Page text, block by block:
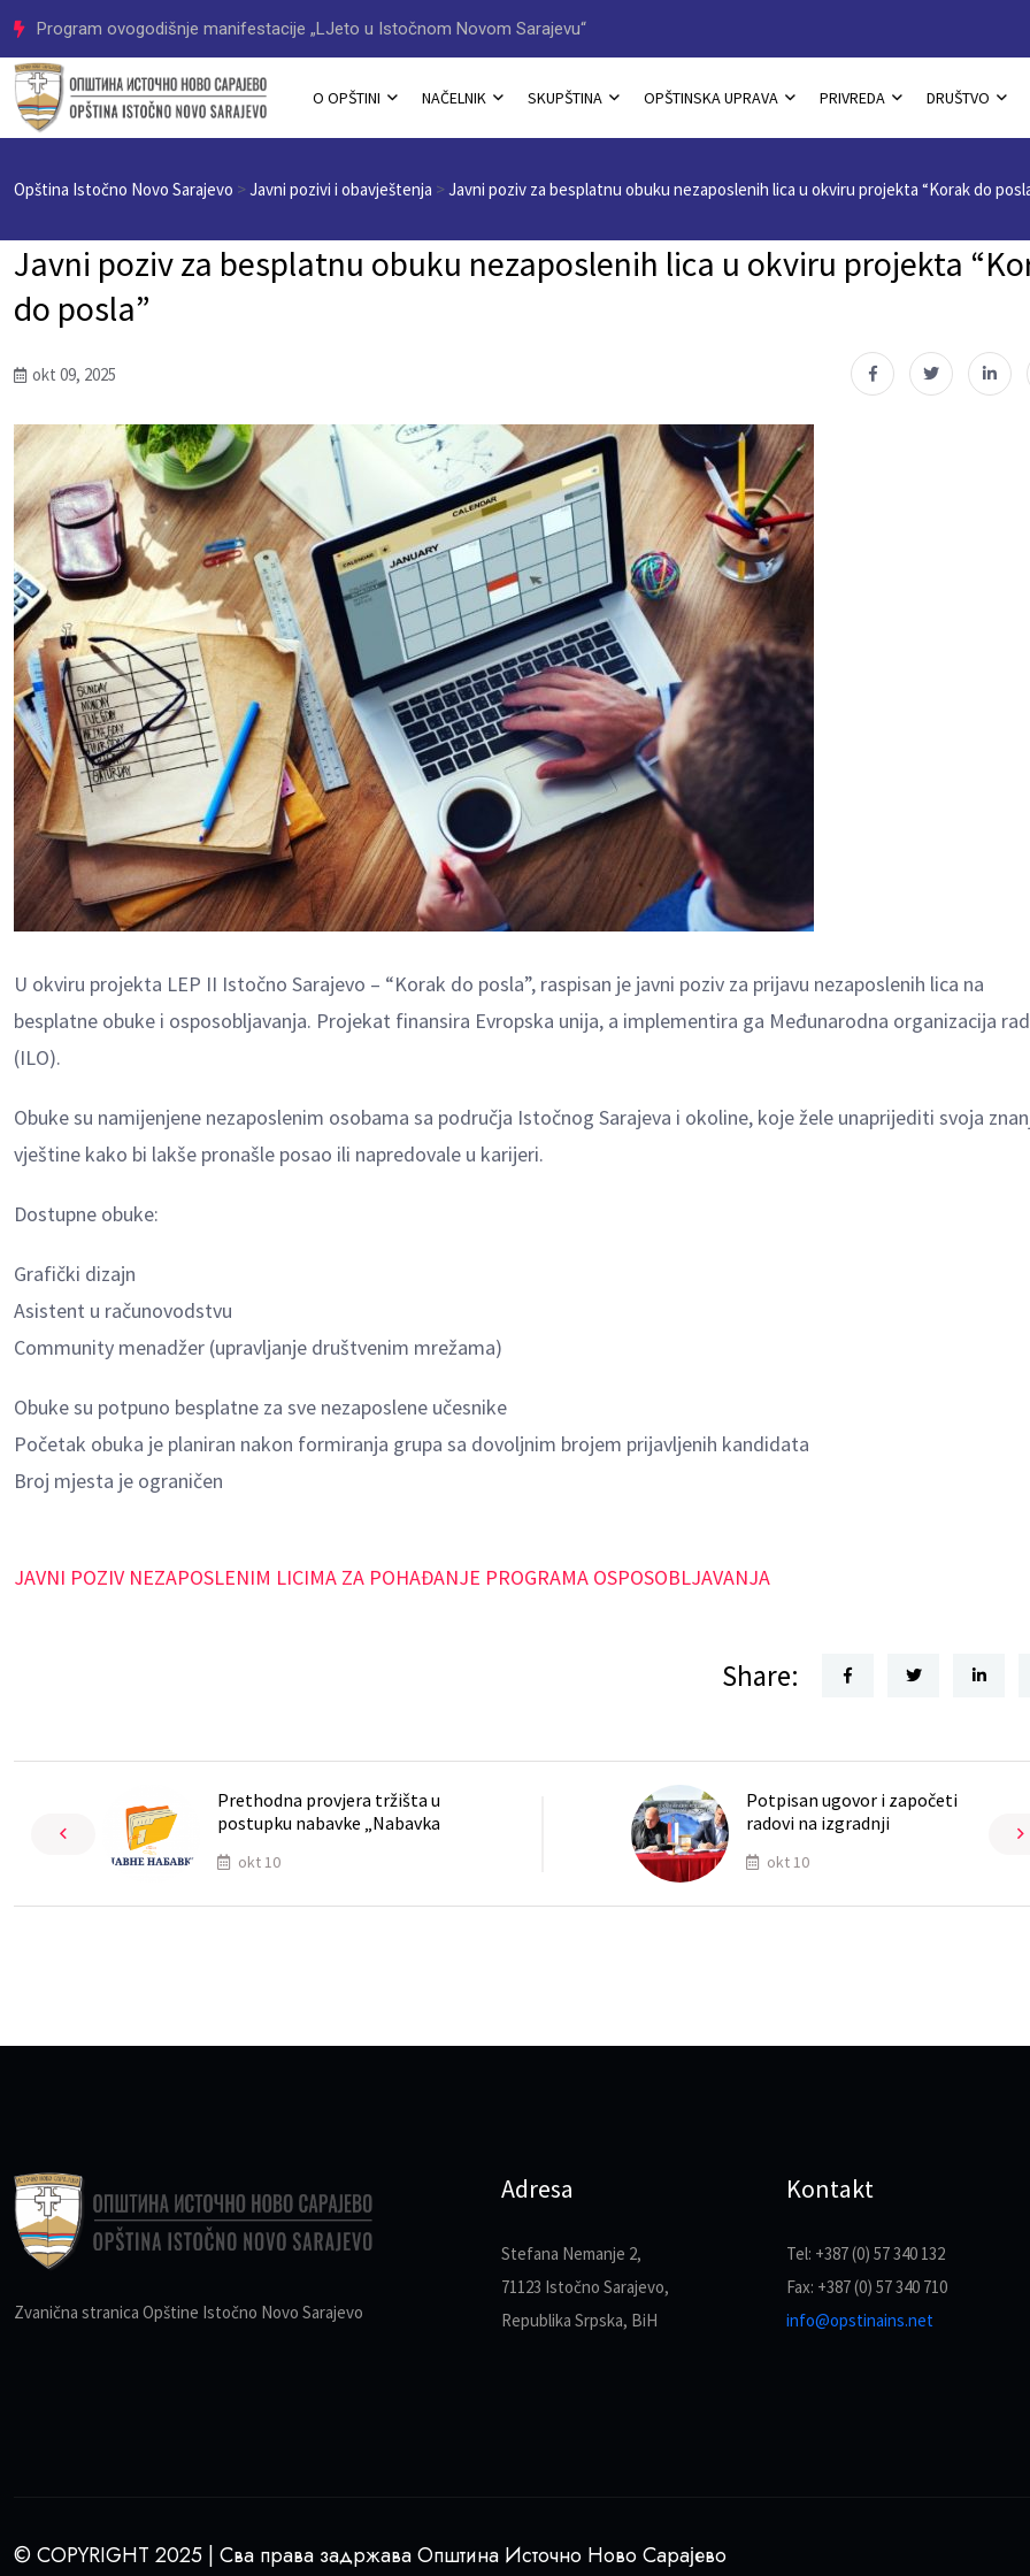
Program ovogodišnje manifestacije „LJeto u Istočnom Novom Sarajevu“
O OPŠTINI NAČELNIK SKUPŠTINA OPŠTINSKA UPRAVA PRIVREDA DRUŠTVO
Opština Istočno Novo Sarajevo >Javni pozivi i obavještenja >Javni poziv za besplatnu obuku nezaposlenih lica u okviru projekta “Korak do
Javni poziv za besplatnu obuku nezaposlenih lica u okviru projekta
do posla”
okt 09, 2025
U okviru projekta LEP II Istočno Sarajevo – “Korak do posla”, raspisan je javni poziv za prijavu nezaposlenih lica na
besplatne obuke i osposobljavanja. Projekat finansira Evropska unija, a implementira ga Međunarodna organizacija
(ILO).
Obuke su namijenjene nezaposlenim osobama sa područja Istočnog Sarajeva i okoline, koje žele unaprijediti svoja
vještine kako bi lakše pronašle posao ili napredovale u karijeri.
Dostupne obuke:
Grafički dizajn
Asistent u računovodstvu
Community menadžer (upravljanje društvenim mrežama)
Obuke su potpuno besplatne za sve nezaposlene učesnike
Početak obuka je planiran nakon formiranja grupa sa dovoljnim brojem prijavljenih kandidata
Broj mjesta je ograničen
JAVNI POZIV NEZAPOSLENIM LICIMA ZA POHAĐANJE PROGRAMA OSPOSOBLJAVANJA
Share:
Prethodna provjera tržišta u
postupku nabavke „Nabavka
okt 10
Potpisan ugovor i započeti
radovi na izgradnji
okt 10
Zvanična stranica Opštine Istočno Novo Sarajevo
Adresa
Stefana Nemanje 2,
71123 Istočno Sarajevo,
Republika Srpska, BiH
Kontakt
Tel: +387 (0) 57 340 132
Fax: +387 (0) 57 340 710
info@opstinains.net
© COPYRIGHT 2025 | Сва права задржава Општина Источно Ново Сарајево